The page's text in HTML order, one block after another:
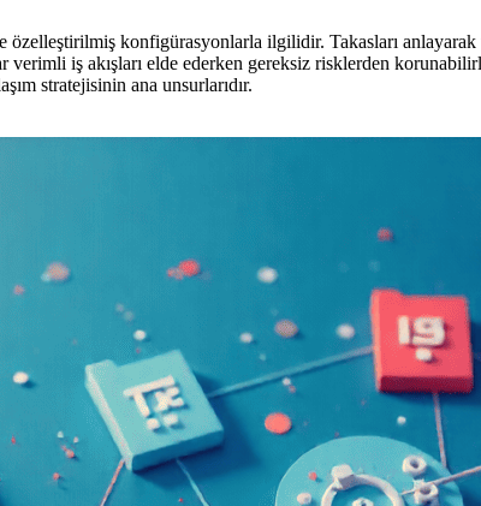
özelleştirilmiş konfigürasyonlarla ilgilidir. Takasları
iş akışları elde ederken gereksiz risklerden
stratejisinin ana unsurlarıdır.